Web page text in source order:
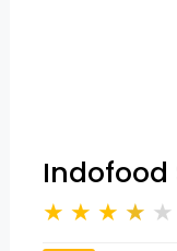
Indofood